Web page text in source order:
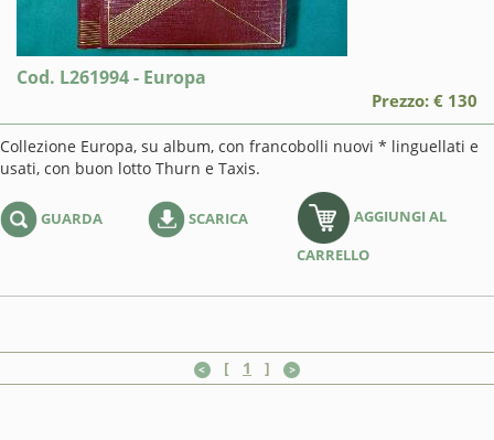
Cod. L261994 - Europa
Prezzo: € 130
Collezione Europa, su album, con francobolli nuovi * linguellati e
usati, con buon lotto Thurn e Taxis.
GUARDA SCARICA
AGGIUNGI AL
CARRELLO
[ 1 ]